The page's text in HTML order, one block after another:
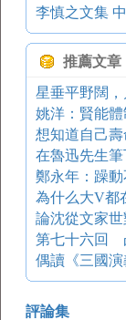
推薦文章
星垂平野闊
姚洋：賢能
在魯迅先生
鄭永年：躁
為什么大V都
論沈從文家
偶讀《三國
評論集